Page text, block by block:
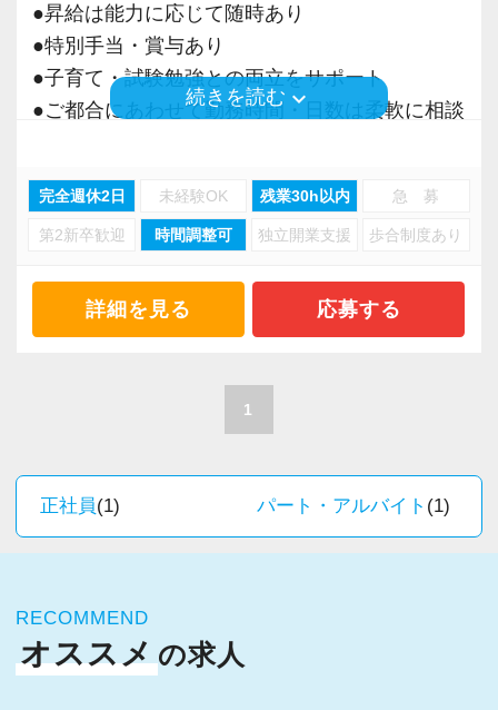
＜先輩スタッフの声＞
Q. 当事務所を選んだ理由は？
A. 幅広い業務を経験できる点に魅力を感じ、入
Q. 実際に働いてみてどうですか？
A. さまざまな業務を任せてもらえるので、以前
より成長スピードが上がったと感じています。
Q. 職場の雰囲気は？
場だと感じています。
・税務経験を活かして成長したい方
・キャリアアップ志向のある方
・資産税など専門性を高めたい方
・将来的にマネジメントに関わりたい方
●昇給は能力に応じて随時あり
●特別手当・賞与あり
●子育て・試験勉強との両立をサポート
●ご都合にあわせて勤務時間・日数は柔軟に相談
当事務所は、創業期や成長期の企業を中心に支
現代では電子化が進んでいることから人も会社
も生産性が求められており、当事務所でもDXを
職員一人ひとりの力がそのまま事業運営に直結
するところで、個人事務所ならではの面白さと
新しいチャレンジが沢山ありますので、飽きる
個人事務所ならではの自由な雰囲気で、気負い
なく業務に向かっています。
続きを読む keyboard_arrow_down
完全週休2日 未経験OK 残業30h以内 急 募
第2新卒歓迎 時間調整可 独立開業支援 歩合制度あり
詳細を見る 応募する
1
正社員(1) パート・アルバイト (1)
RECOMMEND
オススメ の求人